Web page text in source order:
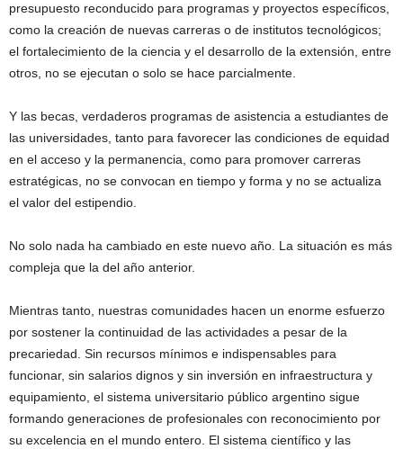
presupuesto reconducido para programas y proyectos específicos,
como la creación de nuevas carreras o de institutos tecnológicos;
el fortalecimiento de la ciencia y el desarrollo de la extensión, entre
otros, no se ejecutan o solo se hace parcialmente.
Y las becas, verdaderos programas de asistencia a estudiantes de
las universidades, tanto para favorecer las condiciones de equidad
en el acceso y la permanencia, como para promover carreras
estratégicas, no se convocan en tiempo y forma y no se actualiza
el valor del estipendio.
No solo nada ha cambiado en este nuevo año. La situación es más
compleja que la del año anterior.
Mientras tanto, nuestras comunidades hacen un enorme esfuerzo
por sostener la continuidad de las actividades a pesar de la
precariedad. Sin recursos mínimos e indispensables para
funcionar, sin salarios dignos y sin inversión en infraestructura y
equipamiento, el sistema universitario público argentino sigue
formando generaciones de profesionales con reconocimiento por
su excelencia en el mundo entero. El sistema científico y las